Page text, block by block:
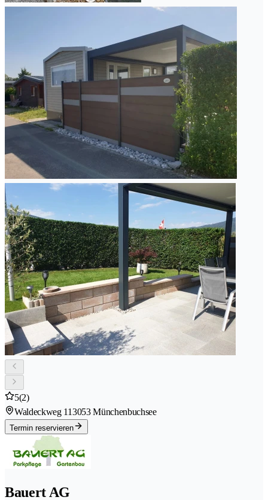
5(2)
Waldeckweg 113053 Münchenbuchsee
Termin reservieren
Bauert AG